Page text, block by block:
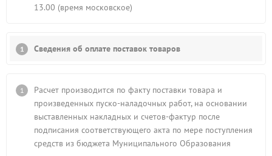
13.00 (время московское)
Сведения об оплате поставок товаров
Расчет производится по факту поставки товара и
произведенных пуско-наладочных работ, на основании
выставленных накладных и счетов-фактур после
подписания соответствующего акта по мере поступления
средств из бюджета Муниципального Образования